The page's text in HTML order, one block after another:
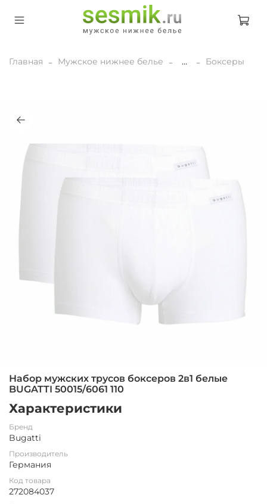
Главная Мужское нижнее белье ... Боксеры
Набор мужских трусов боксеров 2в1 белые
BUGATTI 50015/6061 110
Характеристики
Бренд
Bugatti
Производитель
Германия
Код товара
272084037